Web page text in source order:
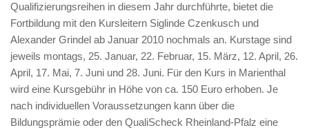
Qualifizierungsreihen in diesem Jahr durchführte, bietet die
Fortbildung mit den Kursleitern Siglinde Czenkusch und
Alexander Grindel ab Januar 2010 nochmals an. Kurstage sind
jeweils montags, 25. Januar, 22. Februar, 15. März, 12. April, 26.
April, 17. Mai, 7. Juni und 28. Juni. Für den Kurs in Marienthal
wird eine Kursgebühr in Höhe von ca. 150 Euro erhoben. Je
nach individuellen Voraussetzungen kann über die
Bildungsprämie oder den QualiScheck Rheinland-Pfalz eine